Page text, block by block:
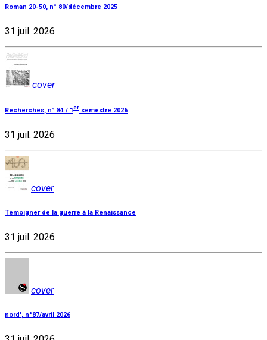
Roman 20-50, n° 80/décembre 2025
31 juil. 2026
cover
Recherches, n° 84 / 1 er semestre 2026
31 juil. 2026
cover
Témoigner de la guerre à la Renaissance
31 juil. 2026
cover
nord', n°87/avril 2026